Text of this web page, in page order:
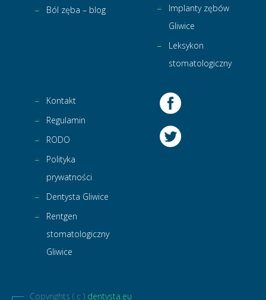
Ból zęba – blog
Implanty zębów
Gliwice
Leksykon
stomatologiczny
Kontakt
Regulamin
RODO
Polityka
prywatności
Dentysta Gliwice
Rentgen
stomatologiczny
Gliwice
Copyrights ( c ) dentysta.eu